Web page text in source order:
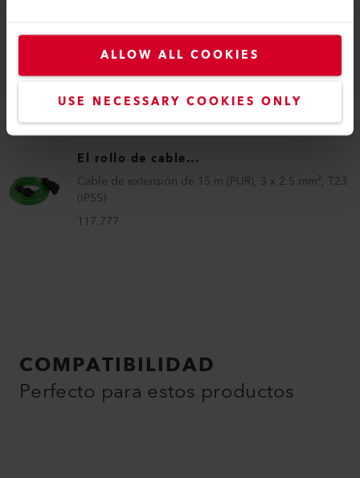
ALLOW ALL COOKIES
USE NECESSARY COOKIES ONLY
El rollo de cable...
Bobina de cable de 45 m (PUR), 3 x 2.5 mm², T23
(IP55) 230V/16A; 4xT23 (IP55)
169.190
El rollo de cable...
Cable de extensión de 15 m (PUR), 3 x 2.5 mm², T23
(IP55)
117.777
COMPATIBILIDAD
Perfecto para estos productos